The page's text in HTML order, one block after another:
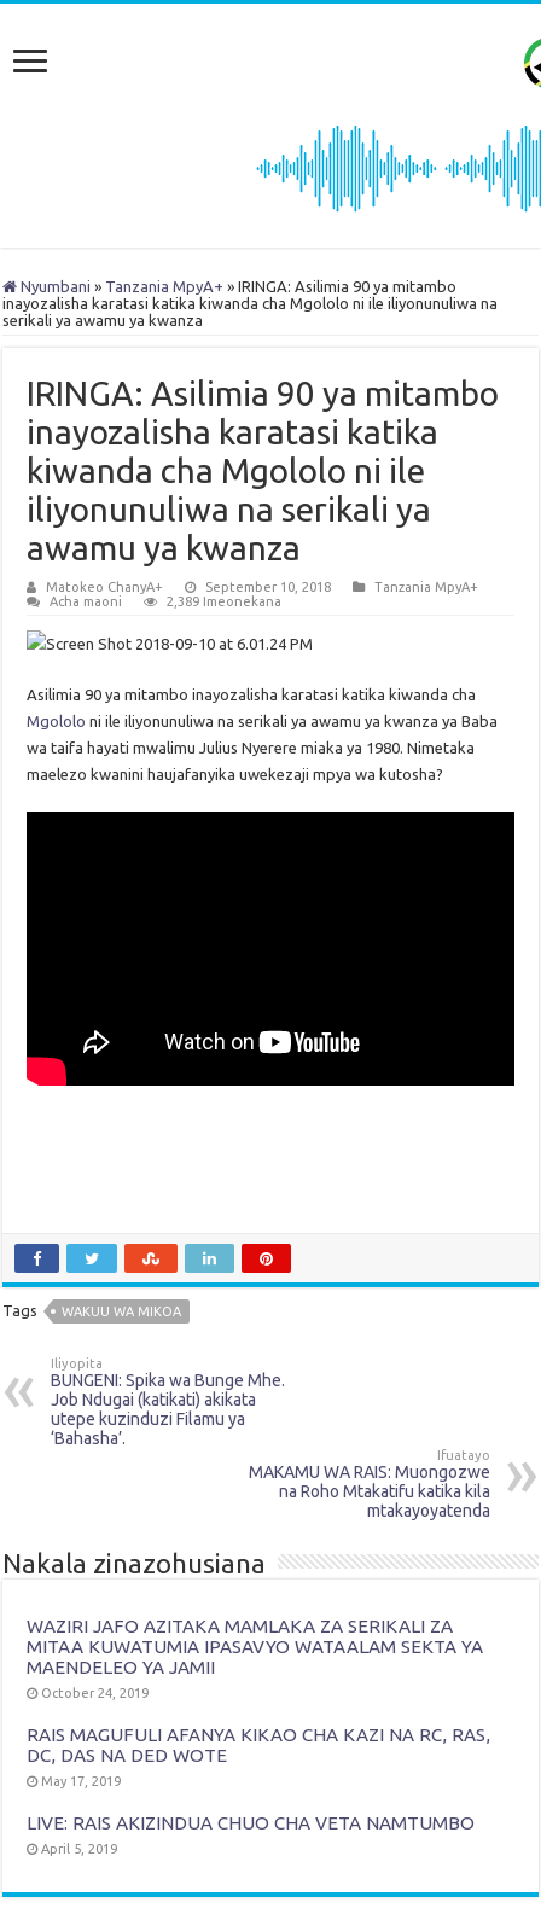
Nyumbani » Tanzania MpyA+ » IRINGA: Asilimia 90 ya mitambo
inayozalisha karatasi katika kiwanda cha Mgololo ni ile iliyonunuliwa na
serikali ya awamu ya kwanza
IRINGA: Asilimia 90 ya mitambo
inayozalisha karatasi katika
kiwanda cha Mgololo ni ile
iliyonunuliwa na serikali ya
awamu ya kwanza
Matokeo ChanyA+ September 10, 2018
Tanzania MpyA+
Acha maoni
2,389 Imeonekana
Asilimia 90 ya mitambo inayozalisha karatasi katika kiwanda cha
Mgololo ni ile iliyonunuliwa na serikali ya awamu ya kwanza ya Baba
wa taifa hayati mwalimu Julius Nyerere miaka ya 1980. Nimetaka
maelezo kwanini haujafanyika uwekezaji mpya wa kutosha?
Tags WAKUU WA MIKOA
Iliyopita
BUNGENI: Spika wa Bunge Mhe.
Job Ndugai (katikati) akikata
utepe kuzinduzi Filamu ya
‘Bahasha’.
Ifuatayo
MAKAMU WA RAIS: Muongozwe
na Roho Mtakatifu katika kila
mtakayoyatenda
Nakala zinazohusiana
WAZIRI JAFO AZITAKA MAMLAKA ZA SERIKALI ZA
MITAA KUWATUMIA IPASAVYO WATAALAM SEKTA YA
MAENDELEO YA JAMII
October 24, 2019
RAIS MAGUFULI AFANYA KIKAO CHA KAZI NA RC, RAS,
DC, DAS NA DED WOTE
May 17, 2019
LIVE: RAIS AKIZINDUA CHUO CHA VETA NAMTUMBO
April 5, 2019